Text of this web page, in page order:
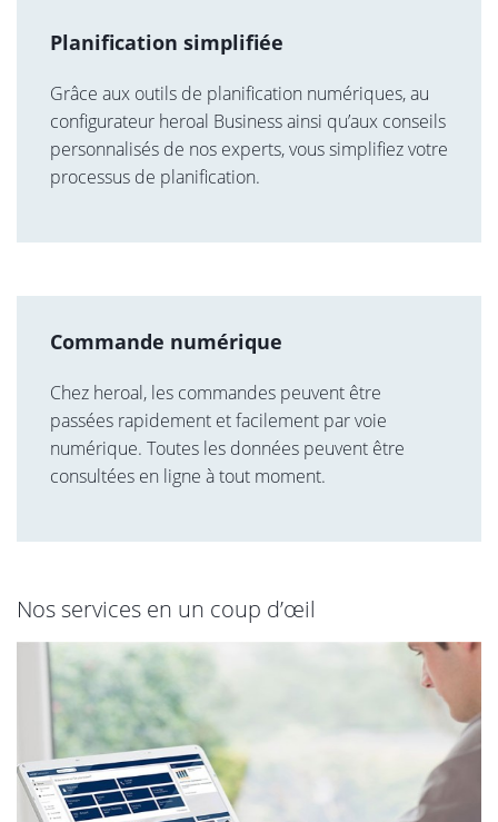
Planification simplifiée
Grâce aux outils de planification numériques, au
configurateur heroal Business ainsi qu’aux conseils
personnalisés de nos experts, vous simplifiez votre
processus de planification.
Commande numérique
Chez heroal, les commandes peuvent être
passées rapidement et facilement par voie
numérique. Toutes les données peuvent être
consultées en ligne à tout moment.
Nos services en un coup d’œil